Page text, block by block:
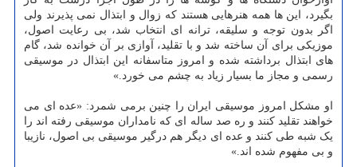
بگیرد، این ها همه هنرهایی هستند که زوال و ابتذال نمی پذیرند ولی
اگر بدون توجه و سلیقه، ترانه ای انتخاب شد، بی رعایت اصول،
موزیکی برای آن ساخته شد و با تقلید، آوازی بر آن خوانده شد، گام
های ابتذال برداشته شده و امروز متاسفانه این ابتذال در موسیقی
رسمی و مجاز ما بسیار زیاد به چشم می خورد.»
او مشکل امروز موسیقی ایران را چنین برمی شمرد: «عده ای می
خواهند تقلید کنند و ره صد ساله ای که نامداران موسیقی رفته اند را
یک شبه طی کنند و عده ای دیگر هم درگیر موسیقی بی اصول، نازیبا
و بی مفهوم شده اند.»